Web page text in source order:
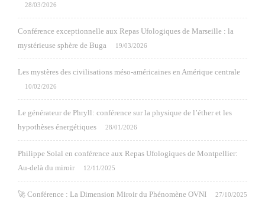
28/03/2026
Conférence exceptionnelle aux Repas Ufologiques de Marseille : la
mystérieuse sphère de Buga
19/03/2026
Les mystères des civilisations méso-américaines en Amérique centrale
10/02/2026
Le générateur de Phryll: conférence sur la physique de l’éther et les
hypothèses énergétiques
28/01/2026
Philippe Solal en conférence aux Repas Ufologiques de Montpellier:
Au-delà du miroir
12/11/2025
🚀 Conférence : La Dimension Miroir du Phénomène OVNI 27/10/2025